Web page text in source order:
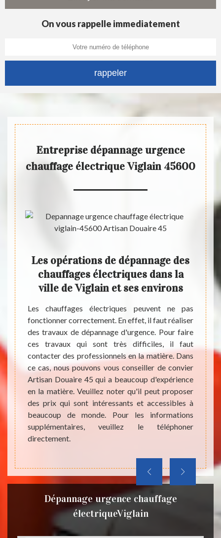
On vous rappelle immediatement
Entreprise dépannage urgence
chauffage électrique Viglain 45600
au
Les
il
ces
peut
et
Les opérations de dépannage des
chauffages électriques dans la
ville de Viglain et ses environs
Les chauffages électriques peuvent ne pas
fonctionner correctement. En effet, il faut réaliser
des travaux de dépannage d'urgence. Pour faire
ces travaux qui sont très difficiles, il faut
contacter des professionnels en la matière. Dans
ce cas, nous pouvons vous conseiller de convier
Artisan Douaire 45 qui a beaucoup d'expérience
en la matière. Veuillez noter qu'il peut proposer
des prix qui sont intéressants et accessibles à
beaucoup de monde. Pour les informations
supplémentaires, veuillez le téléphoner
directement.
Les
qui
Or,
des
un
ces
Dépannage urgence chauffage
électriqueViglain